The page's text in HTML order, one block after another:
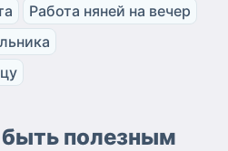
Работа няней на вечер
полезным